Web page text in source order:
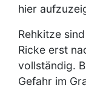
hier
Rehkitze
Ricke erst
vollständig.
Gefahr im